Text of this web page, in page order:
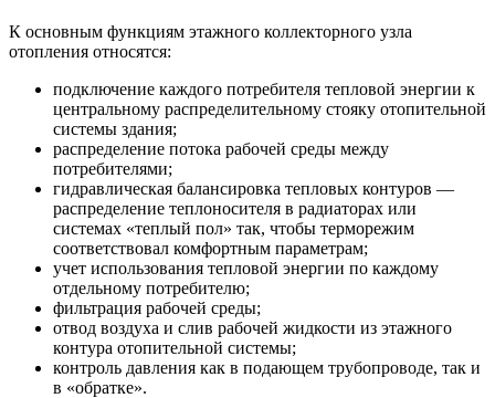
К основным функциям этажного коллекторного узла
отопления относятся:
подключение каждого потребителя тепловой энергии к
центральному распределительному стояку отопительной
системы здания;
распределение потока рабочей среды между
потребителями;
гидравлическая балансировка тепловых контуров —
распределение теплоносителя в радиаторах или
системах «теплый пол» так, чтобы терморежим
соответствовал комфортным параметрам;
учет использования тепловой энергии по каждому
отдельному потребителю;
фильтрация рабочей среды;
отвод воздуха и слив рабочей жидкости из этажного
контура отопительной системы;
контроль давления как в подающем трубопроводе, так и
в «обратке».